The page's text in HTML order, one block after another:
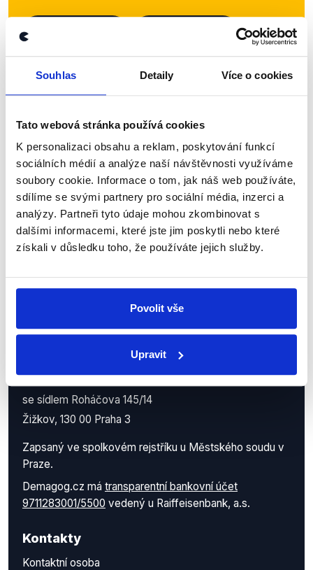
Souhlas Detaily Více o cookies
Tato webová stránka používá cookies
K personalizaci obsahu a reklam, poskytování funkcí
sociálních médií a analýze naší návštěvnosti využíváme
soubory cookie. Informace o tom, jak náš web používáte,
sdílíme se svými partnery pro sociální média, inzerci a
analýzy. Partneři tyto údaje mohou zkombinovat s
dalšími informacemi, které jste jim poskytli nebo které
získali v důsledku toho, že používáte jejich služby.
Povolit vše
Upravit
Sociální sítě
z Demagog.cz. Sdílením našich
příspěvků přátelům podpoříte naši
práci.
Demagog.cz, z.s.
IČO: 05140544
se sídlem Roháčova 145/14
Žižkov, 130 00 Praha 3
Zapsaný ve spolkovém rejstříku u Městského soudu v
Praze.
Demagog.cz má transparentní bankovní účet
9711283001/5500 vedený u Raiffeisenbank, a.s.
Kontakty
Kontaktní osoba